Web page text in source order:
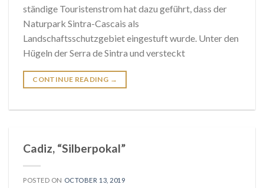
ständige Touristenstrom hat dazu geführt, dass der
Naturpark Sintra-Cascais als
Landschaftsschutzgebiet eingestuft wurde. Unter den
Hügeln der Serra de Sintra und versteckt
CONTINUE READING →
Cadiz, “Silberpokal”
POSTED ON OCTOBER 13, 2019